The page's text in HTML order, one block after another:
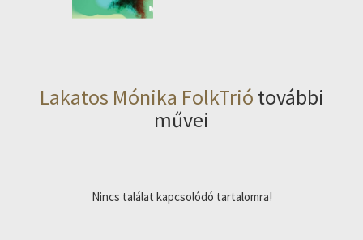
Lakatos Mónika FolkTrió további
művei
Nincs találat kapcsolódó tartalomra!